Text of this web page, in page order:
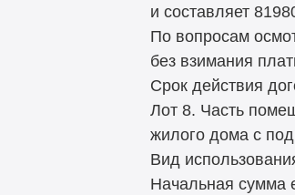
и составляет
По вопросам
без взимания
Срок действия
Лот 8. Часть
жилого дома с
Вид
Начальная сумма